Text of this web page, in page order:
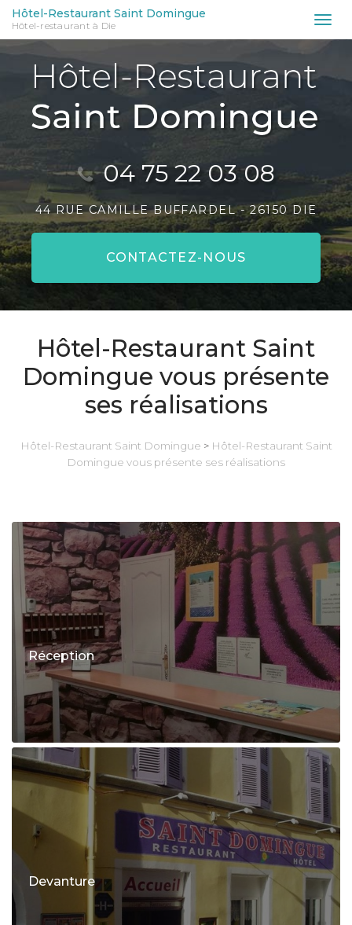
Aller
au
contenu
principal
Hôtel-Restaurant Saint Domingue
Hôtel-restaurant à Die
04 75 22 03 08
44 RUE CAMILLE BUFFARDEL -26150 DIE
CONTACTEZ- NOUS
Hôtel-Restaurant Saint
Domingue vous présente
ses réalisations
Hôtel-Restaurant Saint Domingue > Hôtel-Restaurant Saint
Domingue vous présente ses réalisations
Réception
Devanture